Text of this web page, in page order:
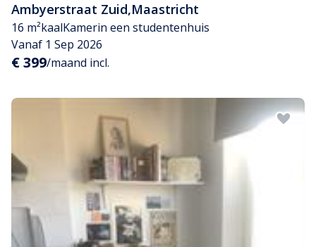
Ambyerstraat Zuid,Maastricht
16 m²kaalKamerin een studentenhuis
Vanaf 1 Sep 2026
€ 399/maand incl.